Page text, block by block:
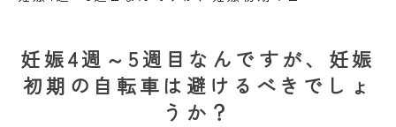
妊娠4週～5週目なんですが、妊娠
初期の自転車は避けるべきでしょ
うか？